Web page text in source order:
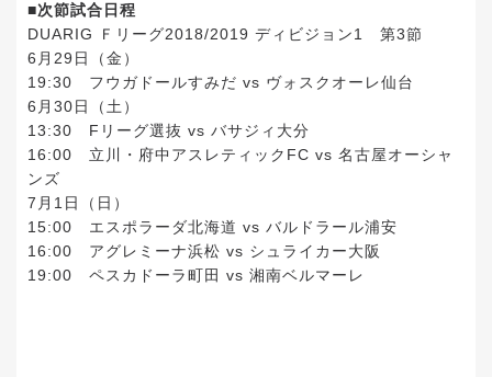
■次節試合日程
DUARIG Ｆリーグ2018/2019 ディビジョン1 第3節
6月29日（金）
19:30 フウガドールすみだ vs ヴォスクオーレ仙台
6月30日（土）
13:30 Fリーグ選抜 vs バサジィ大分
16:00 立川・府中アスレティックFC vs 名古屋オーシャ
ンズ
7月1日（日）
15:00 エスポラーダ北海道 vs バルドラール浦安
16:00 アグレミーナ浜松 vs シュライカー大阪
19:00 ペスカドーラ町田 vs 湘南ベルマーレ